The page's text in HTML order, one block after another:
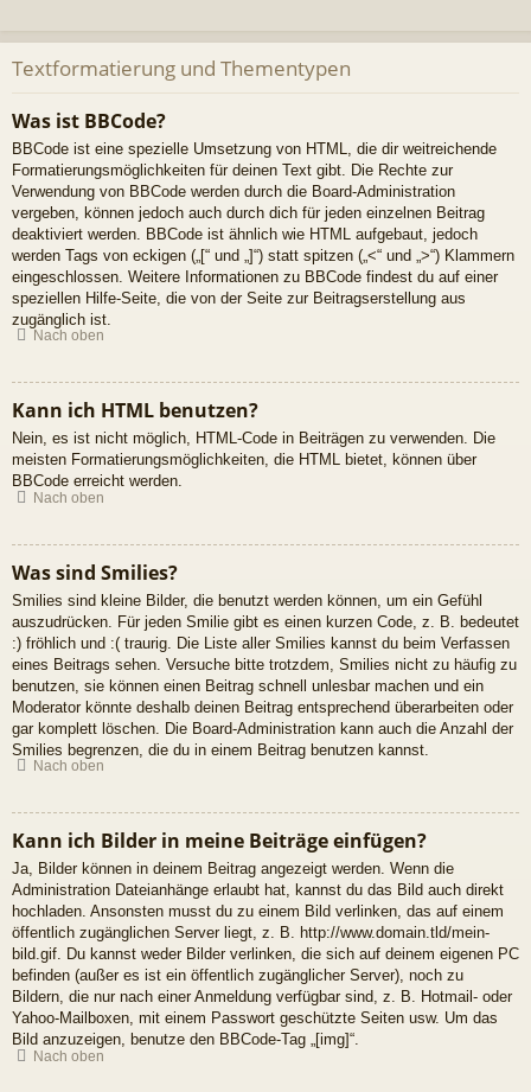
Textformatierung und Thementypen
Was ist BBCode?
BBCode ist eine spezielle Umsetzung von HTML, die dir weitreichende
Formatierungsmöglichkeiten für deinen Text gibt. Die Rechte zur
Verwendung von BBCode werden durch die Board-Administration
vergeben, können jedoch auch durch dich für jeden einzelnen Beitrag
deaktiviert werden. BBCode ist ähnlich wie HTML aufgebaut, jedoch
werden Tags von eckigen („[“ und „]“) statt spitzen („<“ und „>“) Klammern
eingeschlossen. Weitere Informationen zu BBCode findest du auf einer
speziellen Hilfe-Seite, die von der Seite zur Beitragserstellung aus
zugänglich ist.
Nach oben
Kann ich HTML benutzen?
Nein, es ist nicht möglich, HTML-Code in Beiträgen zu verwenden. Die
meisten Formatierungsmöglichkeiten, die HTML bietet, können über
BBCode erreicht werden.
Nach oben
Was sind Smilies?
Smilies sind kleine Bilder, die benutzt werden können, um ein Gefühl
auszudrücken. Für jeden Smilie gibt es einen kurzen Code, z. B. bedeutet
:) fröhlich und :( traurig. Die Liste aller Smilies kannst du beim Verfassen
eines Beitrags sehen. Versuche bitte trotzdem, Smilies nicht zu häufig zu
benutzen, sie können einen Beitrag schnell unlesbar machen und ein
Moderator könnte deshalb deinen Beitrag entsprechend überarbeiten oder
gar komplett löschen. Die Board-Administration kann auch die Anzahl der
Smilies begrenzen, die du in einem Beitrag benutzen kannst.
Nach oben
Kann ich Bilder in meine Beiträge einfügen?
Ja, Bilder können in deinem Beitrag angezeigt werden. Wenn die
Administration Dateianhänge erlaubt hat, kannst du das Bild auch direkt
hochladen. Ansonsten musst du zu einem Bild verlinken, das auf einem
öffentlich zugänglichen Server liegt, z. B. http://www.domain.tld/mein-
bild.gif. Du kannst weder Bilder verlinken, die sich auf deinem eigenen PC
befinden (außer es ist ein öffentlich zugänglicher Server), noch zu
Bildern, die nur nach einer Anmeldung verfügbar sind, z. B. Hotmail- oder
Yahoo-Mailboxen, mit einem Passwort geschützte Seiten usw. Um das
Bild anzuzeigen, benutze den BBCode-Tag „[img]“.
Nach oben